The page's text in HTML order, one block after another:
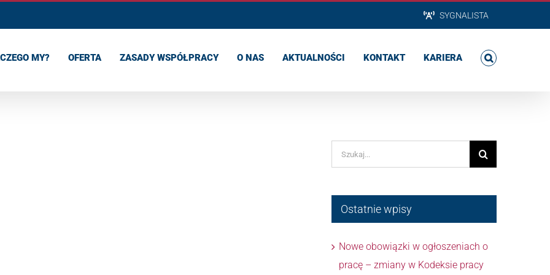
SYGNALISTA
MY? OFERTA ZASADY WSPÓŁPRACY O NAS AKTUALNOŚCI KONTAKT KARIERA
Szukaj
Ostatnie wpisy
Nowe obowiązki w ogłoszeniach o
pracę – zmiany w Kodeksie pracy